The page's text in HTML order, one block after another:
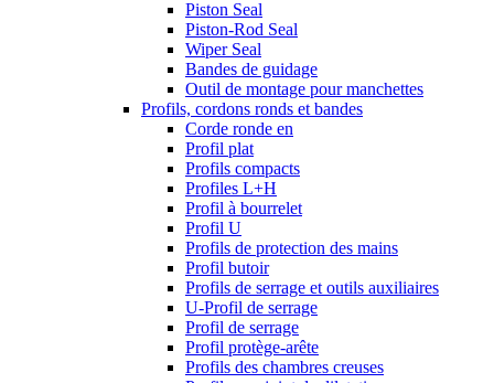
Piston Seal
Piston-Rod Seal
Wiper Seal
Bandes de guidage
Outil de montage pour manchettes
Profils, cordons ronds et bandes
Corde ronde en
Profil plat
Profils compacts
Profiles L+H
Profil à bourrelet
Profil U
Profils de protection des mains
Profil butoir
Profils de serrage et outils auxiliaires
U-Profil de serrage
Profil de serrage
Profil protège-arête
Profils des chambres creuses